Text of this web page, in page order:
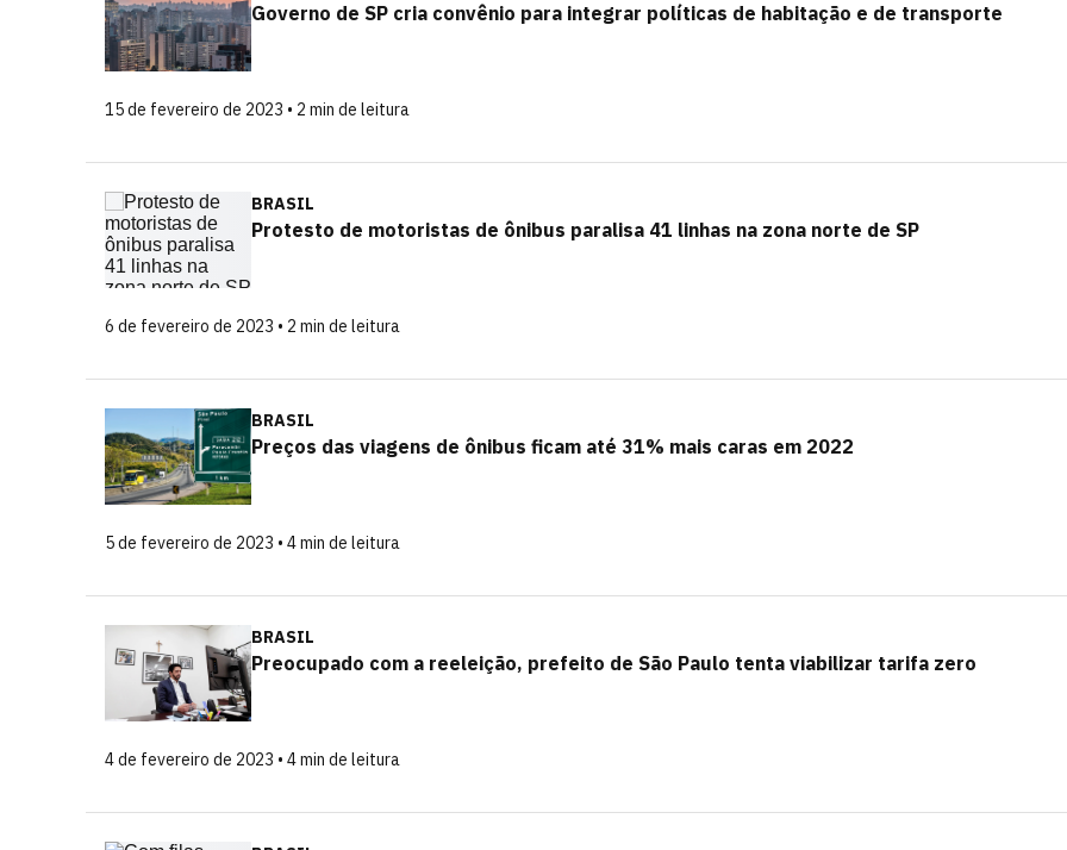
Governo de SP cria convênio para integrar políticas de habitação e de transporte
15 de fevereiro de 2023 • 2 min de leitura
BRASIL
Protesto de motoristas de ônibus paralisa 41 linhas na zona norte de SP
6 de fevereiro de 2023 • 2 min de leitura
BRASIL
Preços das viagens de ônibus ficam até 31% mais caras em 2022
5 de fevereiro de 2023 • 4 min de leitura
BRASIL
Preocupado com a reeleição, prefeito de São Paulo tenta viabilizar tarifa zero
4 de fevereiro de 2023 • 4 min de leitura